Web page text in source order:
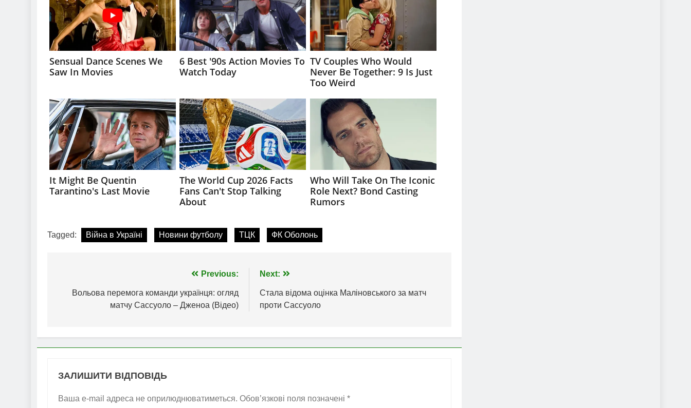
Tagged: Війна в Україні Новини футболу ТЦК ФК Оболонь
записів
Previous:
Вольова перемога команди українця: огляд
матчу Сассуоло – Дженоа (Відео)
Next:
Стала відома оцінка Маліновського за матч
проти Сассуоло
ЗАЛИШИТИ ВІДПОВІДЬ
Ваша e-mail адреса не оприлюднюватиметься. Обов’язкові поля позначені *